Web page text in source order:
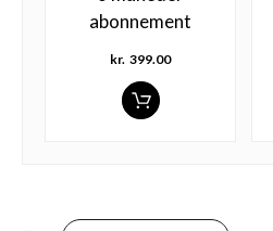
abonnement
kr. 399.00